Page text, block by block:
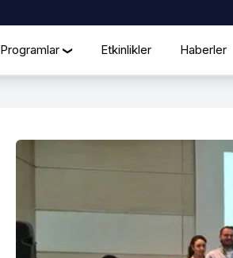
Programlar ❯ Etkinlikler Haberler